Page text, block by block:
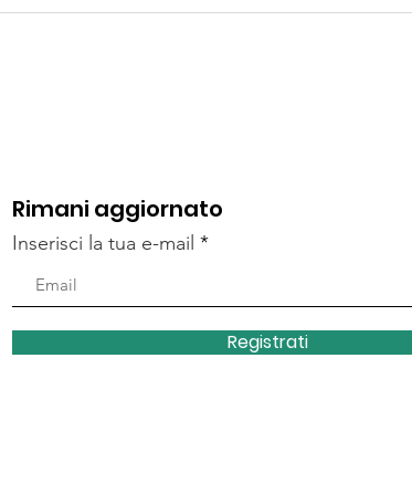
Bonomi Speranza nella
Rimani aggiornato
Inserisci la tua e-mail
Registrati